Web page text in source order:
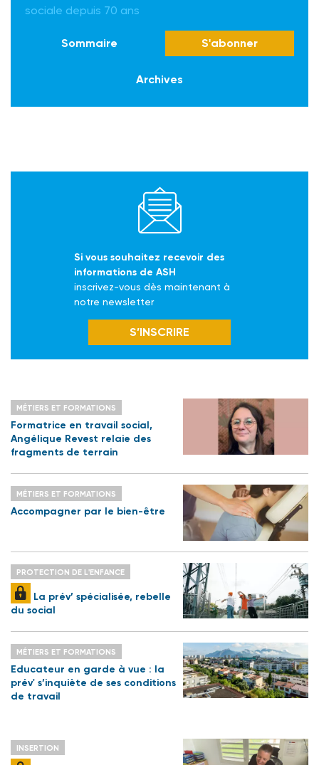
sociale depuis 70 ans
Sommaire S'abonner
Archives
Si vous souhaitez recevoir des
informations de ASH
inscrivez-vous dès maintenant à
notre newsletter
S’INSCRIRE
MÉTIERS ET FORMATIONS
Formatrice en travail social,
Angélique Revest relaie des
fragments de terrain
MÉTIERS ET FORMATIONS
Accompagner par le bien-être
PROTECTION DE L'ENFANCE
La prév’ spécialisée, rebelle
du social
MÉTIERS ET FORMATIONS
Educateur en garde à vue : la
prév' s’inquiète de ses conditions
de travail
INSERTION